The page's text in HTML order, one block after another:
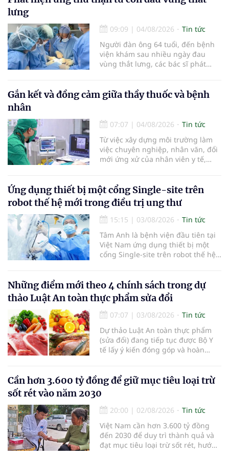
báo cáo tại Hội thảo khoa học cập
tiêu hóa - gan mật vừa diễn ra
ngày 1/8 tại Bệnh viện Đại học
quốc tế Hồng Bàng.
lưng
09:09 | 04/08/2026
Tin tức
Người đàn ông 64 tuổi, đến bệnh
viện khám sau nhiều ngày đau
vùng thắt lưng, các bác sĩ phát
biểu mô tế bào thận. Với khối u còn
ở giai đoạn sớm, người bệnh được
bằng phẫu thuật robot thay vì phải
cắt bỏ toàn bộ quả thận như trước
đây.
Gắn kết và đồng cảm giữa thầy thuốc và bệnh
nhân
07:07 | 04/08/2026
Tin tức
Từ việc xây dựng môi trường làm
việc chuyên nghiệp, nhân văn, đổi
mới ứng xử của nhân viên y tế,
đồng cảm, gắn kết cao giữa thầy
thuốc với bệnh nhân.
Ứng dụng thiết bị một cổng Single-site trên
robot thế hệ mới trong điều trị ung thư
15:15 | 03/08/2026
Tin tức
Tâm Anh là bệnh viện đầu tiên tại
Việt Nam ứng dụng thiết bị một
cổng Single-site trên robot thế hệ
Những điểm mới theo 4 chính sách trong dự
thảo Luật An toàn thực phẩm sửa đổi
07:07 | 03/08/2026
Tin tức
Dự thảo Luật An toàn thực phẩm
(sửa đổi) đang tiếp tục được Bộ Y
tế lấy ý kiến đóng góp và hoàn
cường hậu kiểm, ứng dụng chuyển
đổi số, kiểm soát nguy cơ theo toàn
bộ chuỗi cung ứng và nâng cao
hiệu quả quản lý loại hình thức ăn
đường phố, bếp ăn tập thể, góp
phần nâng cao hiệu quả bảo đảm
an toàn thực phẩm trong giai đoạn
mới.
Cần hơn 3.600 tỷ đồng để giữ mục tiêu loại trừ
sốt rét vào năm 2030
20:00 | 02/08/2026
Tin tức
Việt Nam cần hơn 3.600 tỷ đồng
đến 2030 để duy trì thành quả và
đạt mục tiêu loại trừ sốt rét, hướng